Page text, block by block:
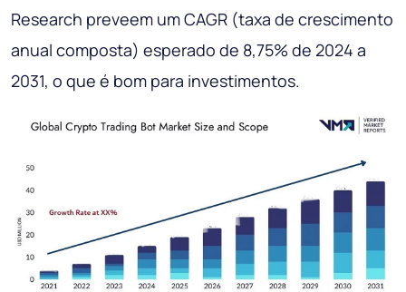
Research preveem um CAGR (taxa de crescimento
anual composta) esperado de 8,75% de 2024 a
2031, o que é bom para investimentos.